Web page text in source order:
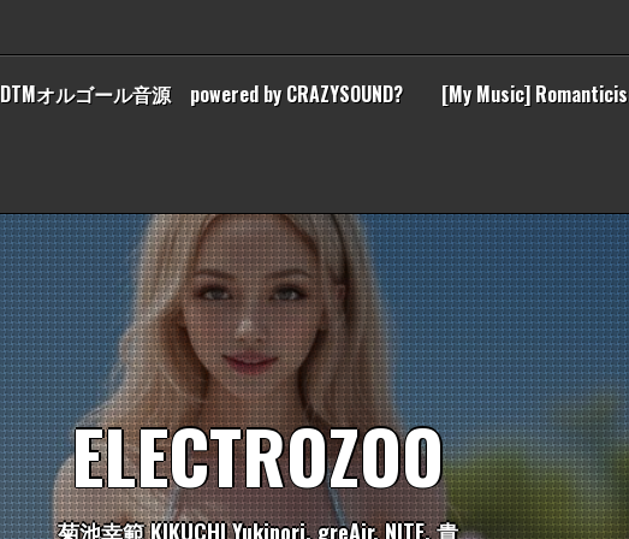
DTMオルゴール音源 powered by CRAZYSOUND? [My Music]
ELECTROZOO
菊池幸範KIKUCHIYukinori,greAir, NITE,貴